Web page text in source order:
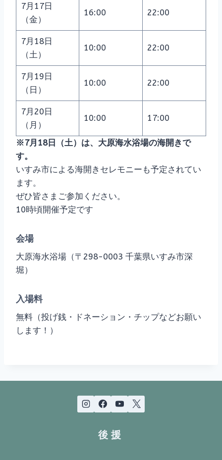
7月17日
（金）
16:00 22:00
7月18日
（土）
10:00 22:00
7月19日
（日）
10:00 22:00
7月20日
（月）
10:00 17:00
※7月18日（土）は、大原海水浴場の海開きで
す。
いすみ市による海開きセレモニーも予定されてい
ます。
ぜひ皆さまご参加ください。
10時頃開催予定です
会場
大原海水浴場（〒298-0003 千葉県いすみ市深
堀）
入場料
無料（投げ銭・ドネーション・チップなどお願い
します！）
後援